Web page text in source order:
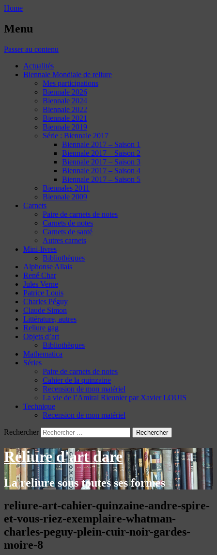
Home
Menu
Passer au contenu
Actualités
Biennale Mondiale de reliure
Mes participations
Biennale 2026
Biennale 2024
Biennale 2022
Biennale 2021
Biennale 2019
Série : Biennale 2017
Biennale 2017 – Saison 1
Biennale 2017 – Saison 2
Biennale 2017 – Saison 3
Biennale 2017 – Saison 4
Biennale 2017 – Saison 5
Biennales 2011
Biennale 2009
Carnets
Paire de carnets de notes
Carnets de notes
Carnets de santé
Autres carnets
Mini-livres
Bibliothèques
Alphonse Allais
René Char
Jules Verne
Patrice Louis
Charles Péguy
Claude Simon
Littérature, autres
Reliure gag
Objets d’art
Bibliothèques
Mathematica
Séries
Paire de carnets de notes
Cahier de la quinzaine
Recension de mon matériel
La vie de l’Amiral Rieunier par Xavier LOUIS
Technique
Recension de mon matériel
Rechercher
Reliure d'art dare
La reliure sous toutes ses formes
reliure-art-cahier-quinzaine-andre-spire-
et-vous-riez-exemplaire-whatman-
charles-peguy-plein-cuir-noir-gardes-
moire-8